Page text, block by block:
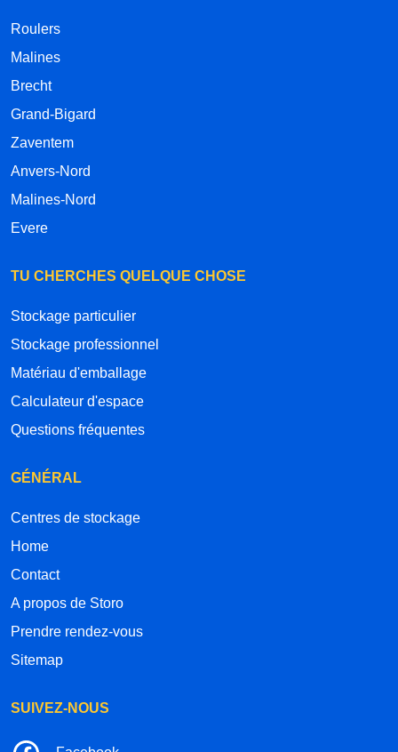
Roulers
Malines
Brecht
Grand-Bigard
Zaventem
Anvers-Nord
Malines-Nord
Evere
TU CHERCHES QUELQUE CHOSE
Stockage particulier
Stockage professionnel
Matériau d'emballage
Calculateur d'espace
Questions fréquentes
GÉNÉRAL
Centres de stockage
Home
Contact
A propos de Storo
Prendre rendez-vous
Sitemap
SUIVEZ-NOUS